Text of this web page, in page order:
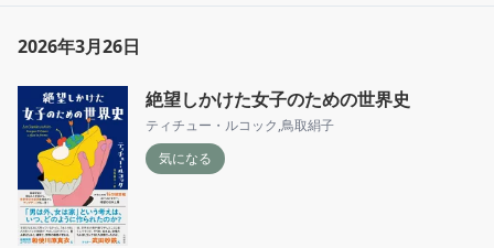
2026年3月26日
絶望しかけた女子のための世界史
ティチュー・ルコック,鳥取絹子
気になる